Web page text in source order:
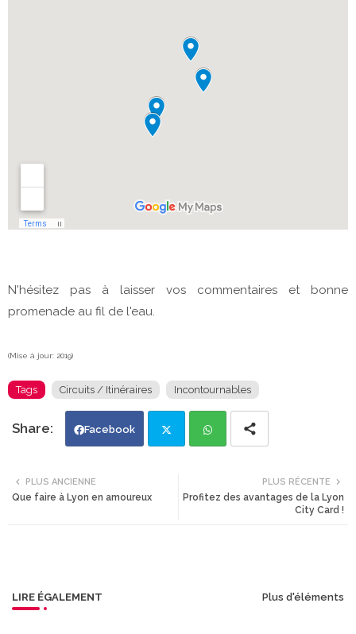
N'hésitez pas à laisser vos commentaires et bonne
promenade au fil de l'eau.
(Mise à jour: 2019)
Tags Circuits / Itinéraires Incontournables
Facebook
ats
PLUS RÉCENTE
Profitez des avantages de la Lyon
City Card !
PLUS ANCIENNE
Que faire à Lyon en amoureux
LIRE ÉGALEMENT Plus d'éléments